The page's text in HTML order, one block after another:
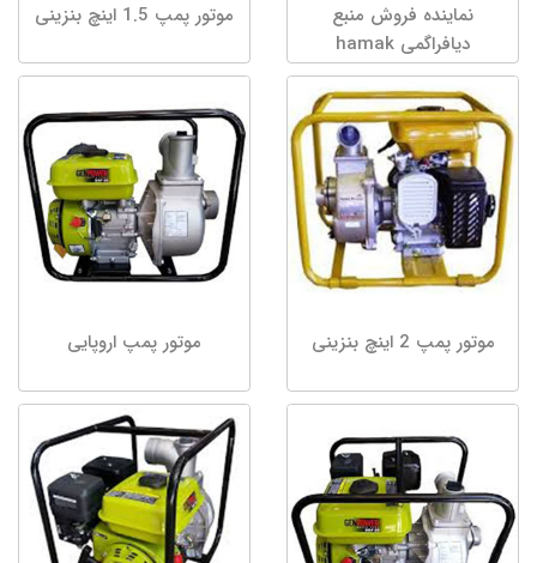
نماینده فروش منبع
دیافراگمی hamak
موتور پمپ 1.5 اینچ بنزینی
موتور پمپ 2 اینچ بنزینی موتور پمپ اروپایی